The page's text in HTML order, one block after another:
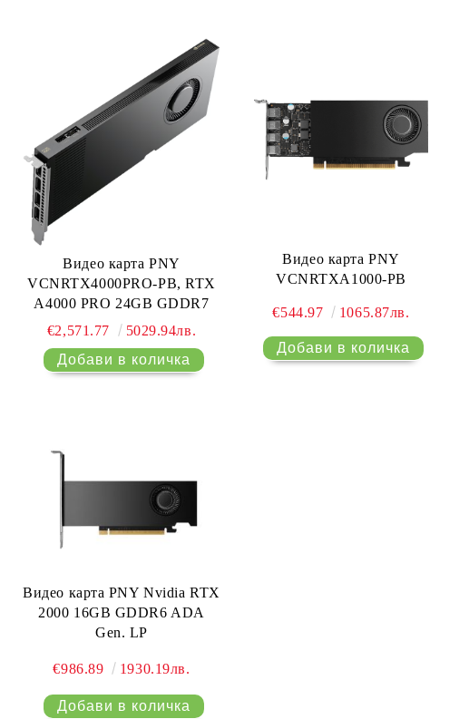
Видео карта PNY
VCNRTX4000PRO-PB, RTX
A4000 PRO 24GB GDDR7
€2,571.77
5029.94лв.
Видео карта PNY
VCNRTXA1000-PB
€544.97 1065.87лв.
Видео карта PNY Nvidia RTX
2000 16GB GDDR6 ADA
Gen. LP
€986.89 1930.19лв.